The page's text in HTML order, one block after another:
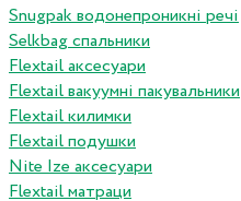
Snugpak водонепроникні речі
Selkbag спальники
Flextail аксесуари
Flextail вакуумні пакувальники
Flextail килимки
Flextail подушки
Nite Ize аксесуари
Flextail матраци